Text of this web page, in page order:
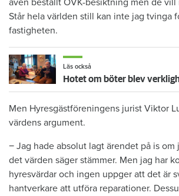
Står hela världen still kan inte jag tvinga
fastigheten.
Läs också
Men Hyresgästföreningens jurist Viktor
värdens argument.
− Jag hade absolut lagt ärendet på is om
det värden säger stämmer. Men jag har
hyresvärdar och ingen uppger att det är
hantverkare att utföra reparationer.